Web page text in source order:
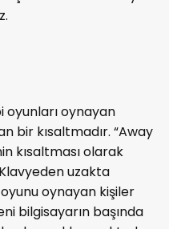
“Nam-ı diğer”dir.
oyunları oynayan
bir kısaltmadır. “Away
kısaltması olarak
uzakta